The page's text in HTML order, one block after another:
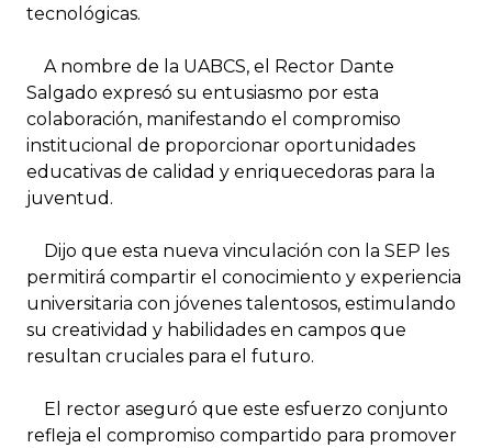
tecnológicas.
A nombre de la UABCS, el Rector Dante
Salgado expresó su entusiasmo por esta
colaboración, manifestando el compromiso
institucional de proporcionar oportunidades
educativas de calidad y enriquecedoras para la
juventud.
Dijo que esta nueva vinculación con la SEP les
permitirá compartir el conocimiento y experiencia
universitaria con jóvenes talentosos, estimulando
su creatividad y habilidades en campos que
resultan cruciales para el futuro.
El rector aseguró que este esfuerzo conjunto
refleja el compromiso compartido para promover